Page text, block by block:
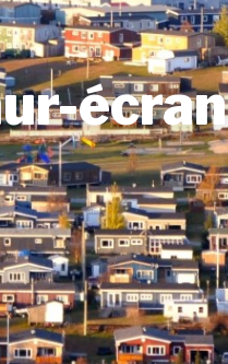
écran